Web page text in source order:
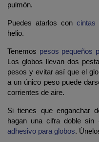
pulmón.
Puedes atarlos con cintas
helio.
Tenemos pesos pequeños
Los globos llevan dos
pesos y evitar así que el
a un único peso puede
corrientes de aire.
Si tienes que enganchar
hagan una cifra doble sin
adhesivo para globos.